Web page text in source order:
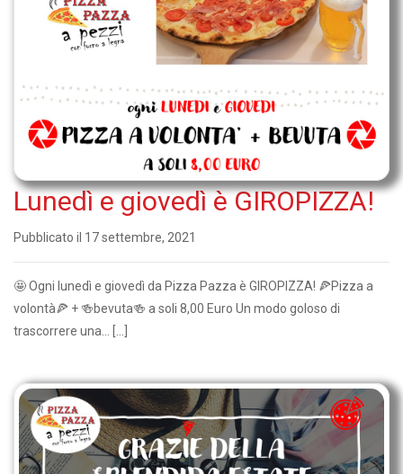
Lunedì e giovedì è GIROPIZZA!
Pubblicato il 17 settembre, 2021
🤩 Ogni lunedì e giovedì da Pizza Pazza è GIROPIZZA! 🍕Pizza a
volontà🍕 + 🍻bevuta🍻 a soli 8,00 Euro Un modo goloso di
trascorrere una... […]